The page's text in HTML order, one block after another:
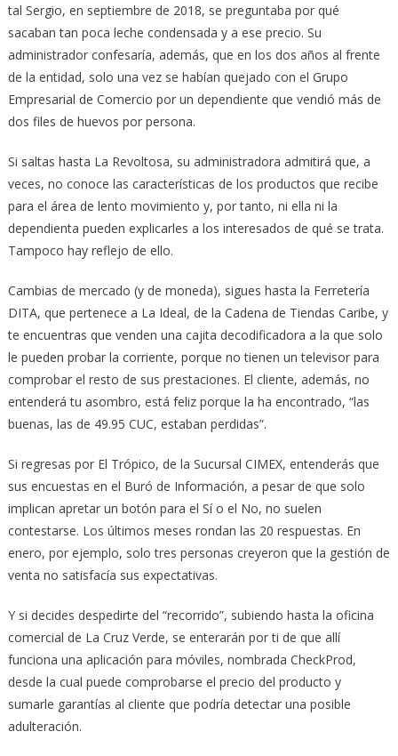
tal Sergio, en septiembre de 2018, se preguntaba por qué
sacaban tan poca leche condensada y a ese precio. Su
administrador confesaría, además, que en los dos años al frente
de la entidad, solo una vez se habían quejado con el Grupo
Empresarial de Comercio por un dependiente que vendió más de
dos files de huevos por persona.
Si saltas hasta La Revoltosa, su administradora admitirá que, a
veces, no conoce las características de los productos que recibe
para el área de lento movimiento y, por tanto, ni ella ni la
dependienta pueden explicarles a los interesados de qué se trata.
Tampoco hay reflejo de ello.
Cambias de mercado (y de moneda), sigues hasta la Ferretería
DITA, que pertenece a La Ideal, de la Cadena de Tiendas Caribe, y
te encuentras que venden una cajita decodificadora a la que solo
le pueden probar la corriente, porque no tienen un televisor para
comprobar el resto de sus prestaciones. El cliente, además, no
entenderá tu asombro, está feliz porque la ha encontrado, “las
buenas, las de 49.95 CUC, estaban perdidas”.
Si regresas por El Trópico, de la Sucursal CIMEX, entenderás que
sus encuestas en el Buró de Información, a pesar de que solo
implican apretar un botón para el Sí o el No, no suelen
contestarse. Los últimos meses rondan las 20 respuestas. En
enero, por ejemplo, solo tres personas creyeron que la gestión de
venta no satisfacía sus expectativas.
Y si decides despedirte del “recorrido”, subiendo hasta la oficina
comercial de La Cruz Verde, se enterarán por ti de que allí
funciona una aplicación para móviles, nombrada CheckProd,
desde la cual puede comprobarse el precio del producto y
sumarle garantías al cliente que podría detectar una posible
adulteración.